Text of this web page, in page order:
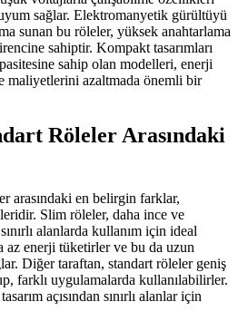
sağlar. Elektromanyetik gürültüyü
sunan bu röleler, yüksek anahtarlama
sahiptir. Kompakt tasarımları
sahip olan modelleri, enerji
maliyetlerini azaltmada önemli bir
Röleler Arasındaki
arasındaki en belirgin farklar,
Slim röleler, daha ince ve
alanlarda kullanım için ideal
az enerji tüketirler ve bu da uzun
Diğer taraftan, standart röleler geniş
farklı uygulamalarda kullanılabilirler.
açısından sınırlı alanlar için